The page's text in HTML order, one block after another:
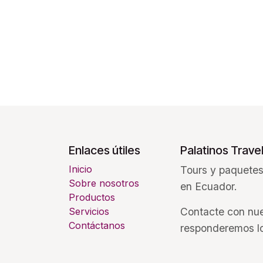
Enlaces útiles
Inicio
Sobre nosotros
Productos
Servicios
Contáctanos
Palatinos Travel
Tours y
en Ecuador.
Contacte con
responderemos